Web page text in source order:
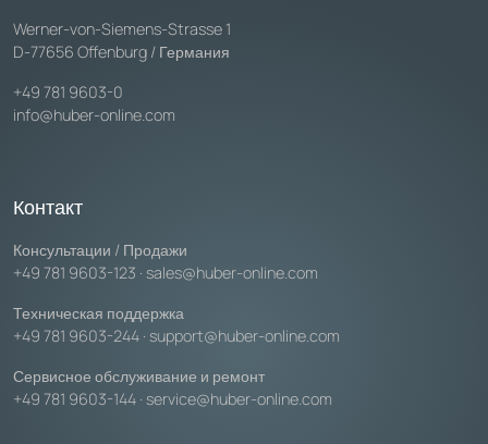
Werner-von-Siemens-Strasse 1
D-77656 Offenburg / Германия
+49 781 9603-0
info@huber-online.com
Контакт
Консультации / Продажи
+49 781 9603-123 · sales@huber-online.com
Техническая поддержка
+49 781 9603-244 · support@huber-online.com
Сервисное обслуживание и ремонт
+49 781 9603-144 · service@huber-online.com